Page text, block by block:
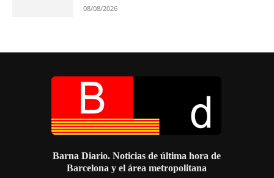
08/08/2026
Barna Diario. Noticias de última hora de
Barcelona y el área metropolitana